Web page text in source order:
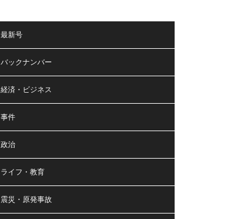
最新号
バックナンバー
経済・ビジネス
事件
政治
ライフ・教育
震災・原発事故